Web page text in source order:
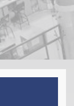
de Calidad